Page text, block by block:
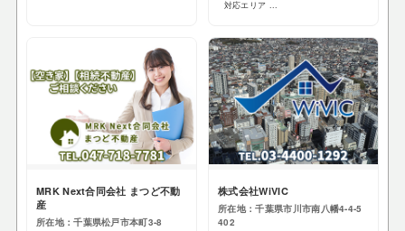
対応エリア ...
MRK Next合同会社 まつど不動
産
所在地：千葉県松戸市本町3-8
株式会社WiVIC
所在地：千葉県市川市南八幡4-4-5
402